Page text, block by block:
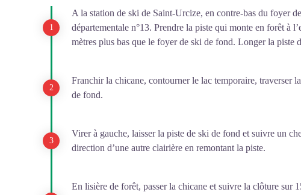
A la station de ski de Saint-Urcize, en contre-bas du foyer
départementale n°13. Prendre la piste qui monte en forêt à
mètres plus bas que le foyer de ski de fond. Longer la piste
Franchir la chicane, contourner le lac temporaire, traverser
de fond.
Virer à gauche, laisser la piste de ski de fond et suivre un
direction d’une autre clairière en remontant la piste.
En lisière de forêt, passer la chicane et suivre la clôture sur